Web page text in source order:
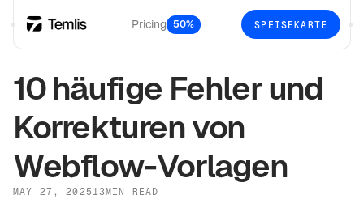
Pricing 50% SPEISEKARTE
10 häufige Fehler und
Korrekturen von
Webflow-Vorlagen
MAY 27, 202513MIN READ